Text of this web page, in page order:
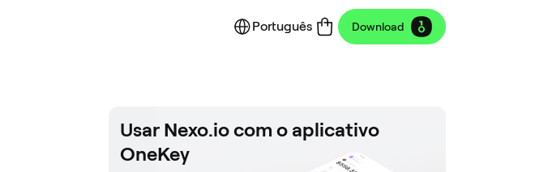
Português Download
Usar Nexo.io com o aplicativo
OneKey